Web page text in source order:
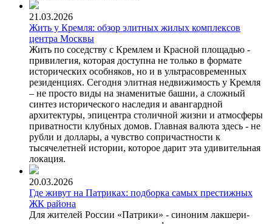
21.03.2026
Жить у Кремля: обзор элитных жилых комплексов
центра Москвы
Жить по соседству с Кремлем и Красной площадью -
привилегия, которая доступна не только в формате
исторических особняков, но и в ультрасовременных
резиденциях. Сегодня элитная недвижимость у Кремля
– не просто виды на знаменитые башни, а сложный
синтез исторического наследия и авангардной
архитектуры, эпицентра столичной жизни и атмосферы
приватности клубных домов. Главная валюта здесь - не
рубли и доллары, а чувство сопричастности к
тысячелетней истории, которое дарит эта удивительная
локация.
20.03.2026
Где живут на Патриках: подборка самых престижных
ЖК района
Для жителей России «Патрики» - синоним лакшери-